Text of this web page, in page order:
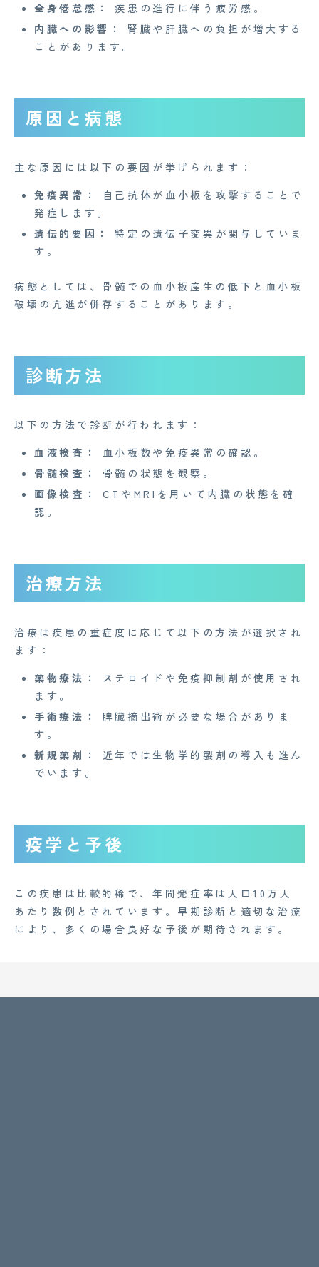
全身倦怠感：
疾患の進行に伴う疲労感。
内臓への影響：
腎臓や肝臓への負担が増大する
ことがあります。
原因と病態
主な原因には以下の要因が挙げられます：
免疫異常：
自己抗体が血小板を攻撃することで
発症します。
遺伝的要因：
特定の遺伝子変異が関与していま
す。
病態としては、骨髄での血小板産生の低下と血小板
破壊の亢進が併存することがあります。
診断方法
以下の方法で診断が行われます：
血液検査：
血小板数や免疫異常の確認。
骨髄検査：
骨髄の状態を観察。
画像検査：
CTやMRIを用いて内臓の状態を確
認。
治療方法
治療は疾患の重症度に応じて以下の方法が選択され
ます：
薬物療法：
ステロイドや免疫抑制剤が使用され
ます。
手術療法：
脾臓摘出術が必要な場合がありま
す。
新規薬剤：
近年では生物学的製剤の導入も進ん
でいます。
疫学と予後
この疾患は比較的稀で、年間発症率は人口10万人
あたり数例とされています。早期診断と適切な治療
により、多くの場合良好な予後が期待されます。
企業概要
イベント
キャリア・インターン
特定商取引法に基づく表記
Copyright© 2023 Medi Face, Ltd. All Right Reserved.